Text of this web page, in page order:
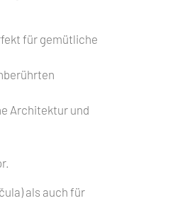
für gemütliche
Architektur und
als auch für